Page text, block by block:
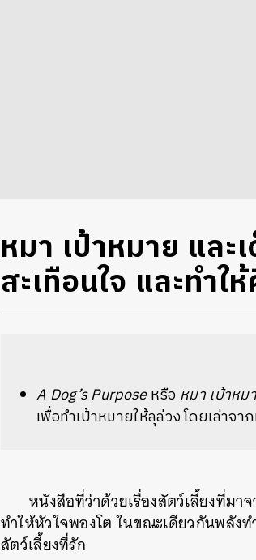
หมา เป้าหมาย แล
สะเทือนใจ และทำ
A Dog’s Purposeหรือ หมา เป้าห
เพื่อทำเป้าหมายให้ลุล่วง โดยเล่าจ
หนังสือที่ว่าด้วยเรื่องสัตว์เลี้ยงที่มา
ทำให้หัวใจพองโต ในขณะเดียวกันพลัง
สัตว์เลี้ยงที่รัก